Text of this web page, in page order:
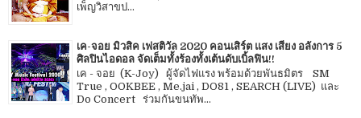
เพ็ญวิสาขป...
เค-จอย มิวสิค เฟสติวัล 2020 คอนเสิร์ต แสง เสียง อลังการ 5
ศิลปินไอดอล จัดเต็มทั้งร้องทั้งเต้นดับเบิ้ลฟิน!!
เค - จอย (K-Joy) ผู้จัดไฟแรง พร้อมด้วยพันธมิตร SM
True , OOKBEE , Me.jai , DO81 , SEARCH (LIVE) และ
Do Concert ร่วมกันขนทัพ...